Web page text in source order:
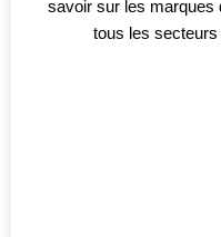
savoir sur les marques
tous les